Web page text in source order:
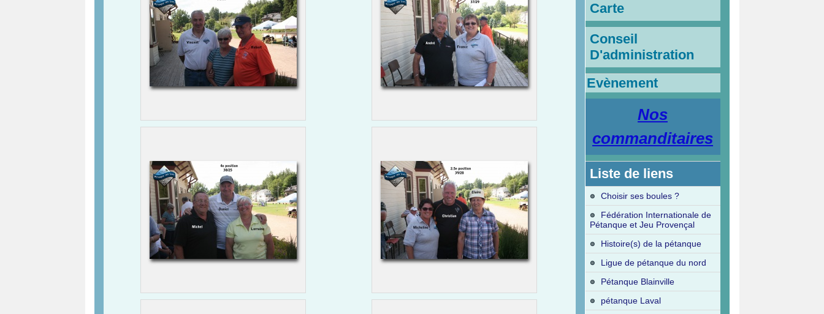
Carte
Conseil
D'administration
Evènement
Nos
commanditaires
Liste de liens
Choisir ses boules ?
Fédération Internationale de
Pétanque et Jeu Provençal
Histoire(s) de la pétanque
Ligue de pétanque du nord
Pétanque Blainville
pétanque Laval